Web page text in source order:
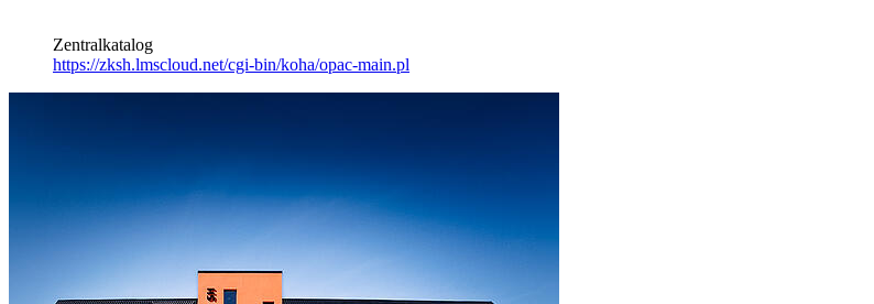
Zentralkatalog
https://zksh.lmscloud.net/cgi-bin/koha/opac-main.pl